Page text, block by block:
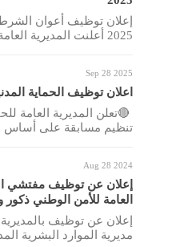
إعلان توظيف أعوان
2025 أعلنت المديرية العامة للأمن
Sep 28 2025
اعلان توظيف الحماية المدنية
🔴تعلن المديرية العامة
تنظيم مسابقة على أساس
Aug 28 2024
إعلان عن توظيف مفتشي
العامة للأمن الوطني ذكور و
إعلان عن توظيف
مديرية الموارد البشرية